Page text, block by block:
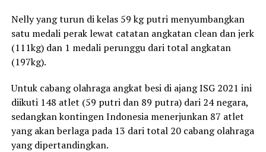
Nelly yang turun di kelas 59 kg putri menyumbangkan
satu medali perak lewat catatan angkatan clean dan jerk
(111kg) dan 1 medali perunggu dari total angkatan
(197kg).
Untuk cabang olahraga angkat besi di ajang ISG 2021 ini
diikuti 148 atlet (59 putri dan 89 putra) dari 24 negara,
sedangkan kontingen Indonesia menerjunkan 87 atlet
yang akan berlaga pada 13 dari total 20 cabang olahraga
yang dipertandingkan.